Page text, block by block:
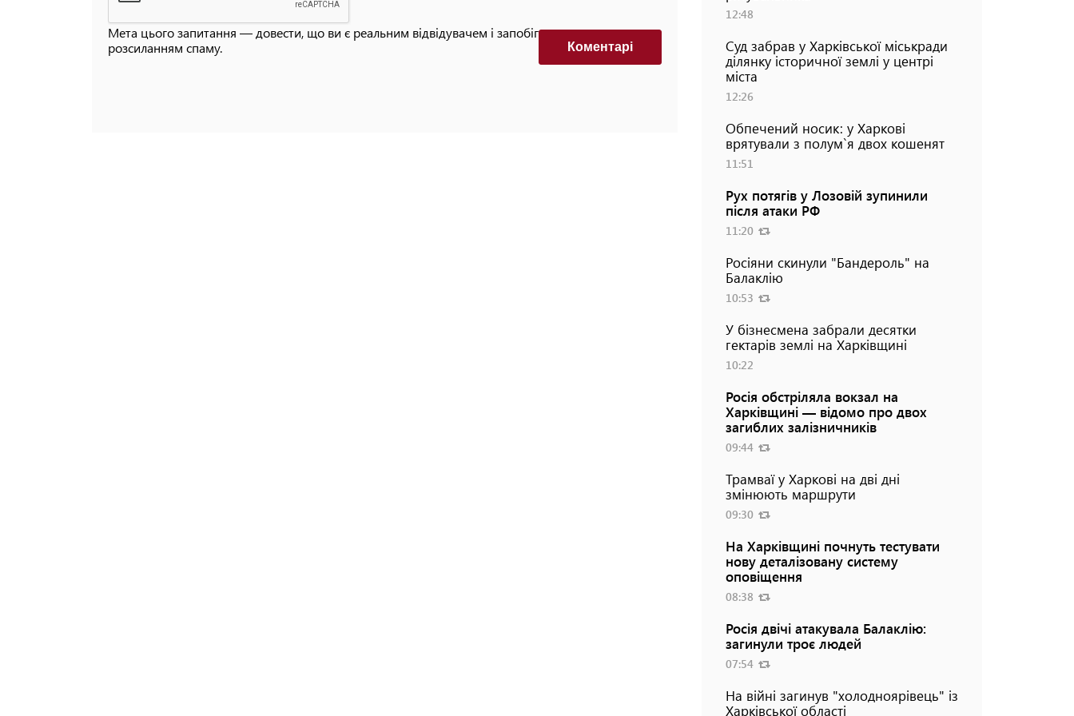
Мета цього запитання — довести, що ви є реальним відвідувачем і запобігти автоматизованим
розсиланням спаму.
Коментарi
12:48
Суд забрав у Харківської міськради
ділянку історичної землі у центрі
міста
12:26
Обпечений носик: у Харкові
врятували з полум`я двох кошенят
11:51
Рух потягів у Лозовій зупинили
після атаки РФ
11:20
Росіяни скинули "Бандероль" на
Балаклію
10:53
У бізнесмена забрали десятки
гектарів землі на Харківщині
10:22
Росія обстріляла вокзал на
Харківщині — відомо про двох
загиблих залізничників
09:44
Трамваї у Харкові на дві дні
змінюють маршрути
09:30
На Харківщині почнуть тестувати
нову деталізовану систему
оповіщення
08:38
Росія двічі атакувала Балаклію:
загинули троє людей
07:54
На війні загинув "холодноярівець" із
Харківської області